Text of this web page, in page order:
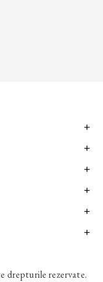
drepturile rezervate.